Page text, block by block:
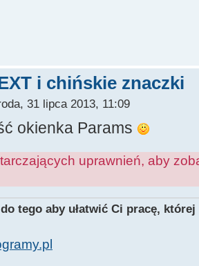
i chińskie znaczki
31 lipca 2013, 11:09
okienka Params
uprawnień, aby
tego aby ułatwić Ci pracę,